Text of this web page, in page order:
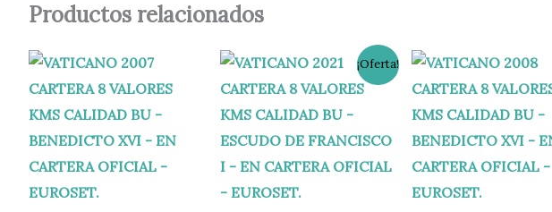
Productos relacionados
¡Oferta!
El
precio
original
era:
59,00 €.
El
precio
actual
es:
55,00 €.